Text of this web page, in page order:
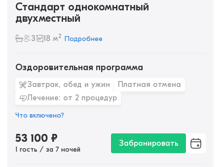
Стандарт однокомнатный
двухместный
3 18 м2 Подробнее
Оздоровительная программа
Завтрак, обед и ужин
Платная отмена
Лечение: от 2 процедур
Что включено?
53 100 ₽
1 гость / за 7 ночей
Забронировать